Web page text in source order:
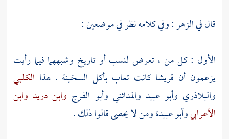
قال في الزهر : وفي كلامه نظر في موضعين :
الأول : كل من ، تعرض لنسب أو تاريخ وشبههما فيما رأيت
يزعمون أن قريشاكانت تعاب بأكل السخينة . هذا الكلبي
والبلاذري وأبو عبيد والمدائني وأبو الفرج وابن دريد وابن
الأعرابيوأبو عبيدةومن لا يحصى قالوا ذلك .